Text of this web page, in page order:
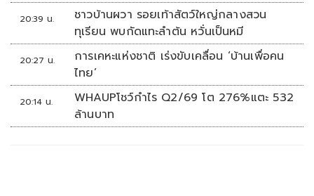
20:39 น.
ชาวบ้านผวา รอยเท้าสัตว์ใหญ่กลางสวน
ทุเรียน พบกัดแทะลำต้น หวั่นเป็นหมี
20:27 น.
การเคหะแห่งชาติ เร่งขับเคลื่อน ‘บ้านเพื่อคน
ไทย’
20:14 น.
WHAUPโชว์กำไร Q2/69 โต 276%แตะ 532
ล้านบาท